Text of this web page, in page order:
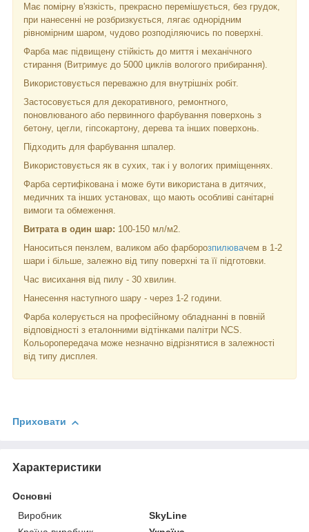
Має помірну в'язкість, прекрасно перемішується, без грудок,
при нанесенні не розбризкується, лягає однорідним
рівномірним шаром, чудово розподіляючись по поверхні.
Фарба має підвищену стійкість до миття і механічного
стирання (Витримує до 5000 циклів вологого прибирання).
Використовується переважно для внутрішніх робіт.
Застосовується для декоративного, ремонтного,
поновлюваного або первинного фарбування поверхонь з
бетону, цегли, гіпсокартону, дерева та інших поверхонь.
Підходить для фарбування шпалер.
Використовується як в сухих, так і у вологих приміщеннях.
Фарба сертифікована і може бути використана в дитячих,
медичних та інших установах, що мають особливі санітарні
вимоги та обмеження.
Витрата в один шар: 100-150 мл/м2.
Наноситься пензлем, валиком або фарборозпилювачем в 1-2
шари і більше, залежно від типу поверхні та її підготовки.
Час висихання від пилу - 30 хвилин.
Нанесення наступного шару - через 1-2 години.
Фарба колерується на професійному обладнанні в повній
відповідності з еталонними відтінками палітри NCS.
Кольоропередача може незначно відрізнятися в залежності
від типу дисплея.
Приховати
Характеристики
Основні
Виробник
SkyLine